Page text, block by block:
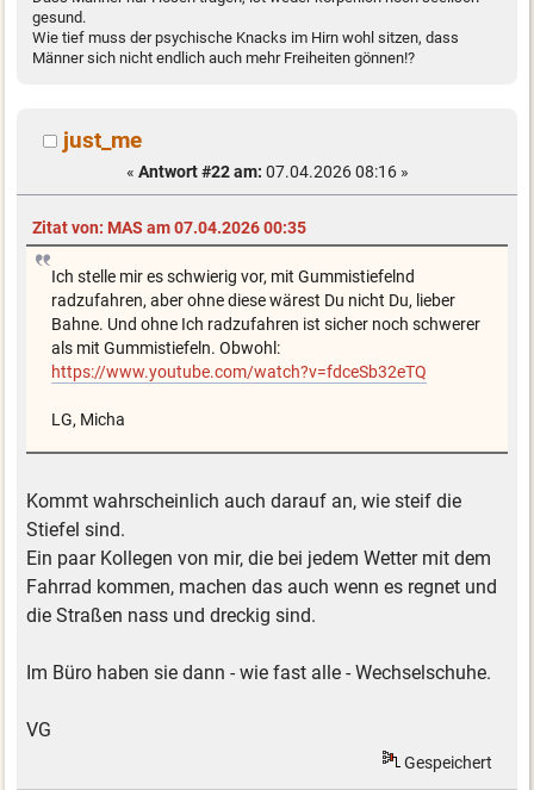
gesund.
Wie tief muss der psychische Knacks im Hirn wohl sitzen, dass
Männer sich nicht endlich auch mehr Freiheiten gönnen!?
just_me
« Antwort #22 am: 07.04.2026 08:16 »
Zitat von: MAS am 07.04.2026 00:35
Ich stelle mir es schwierig vor, mit Gummistiefelnd
radzufahren, aber ohne diese wärest Du nicht Du, lieber
Bahne. Und ohne Ich radzufahren ist sicher noch schwerer
als mit Gummistiefeln. Obwohl:
https://www.youtube.com/watch?v=fdceSb32eTQ
LG, Micha
Kommt wahrscheinlich auch darauf an, wie steif die
Stiefel sind.
Ein paar Kollegen von mir, die bei jedem Wetter mit dem
Fahrrad kommen, machen das auch wenn es regnet und
die Straßen nass und dreckig sind.
Im Büro haben sie dann - wie fast alle - Wechselschuhe.
VG
Gespeichert